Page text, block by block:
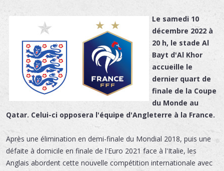
Le samedi 10
décembre 2022 à
20 h, le stade Al
Bayt d'Al Khor
accueille le
dernier quart de
finale de la Coupe
du Monde au
Qatar. Celui-ci opposera l'équipe d'Angleterre à la France.
Après une élimination en demi-finale du Mondial 2018, puis une
défaite à domicile en finale de l'Euro 2021 face à l'Italie, les
Anglais abordent cette nouvelle compétition internationale avec